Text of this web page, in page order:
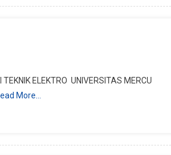
ELEKTRO UNIVERSITAS MERCU
More…